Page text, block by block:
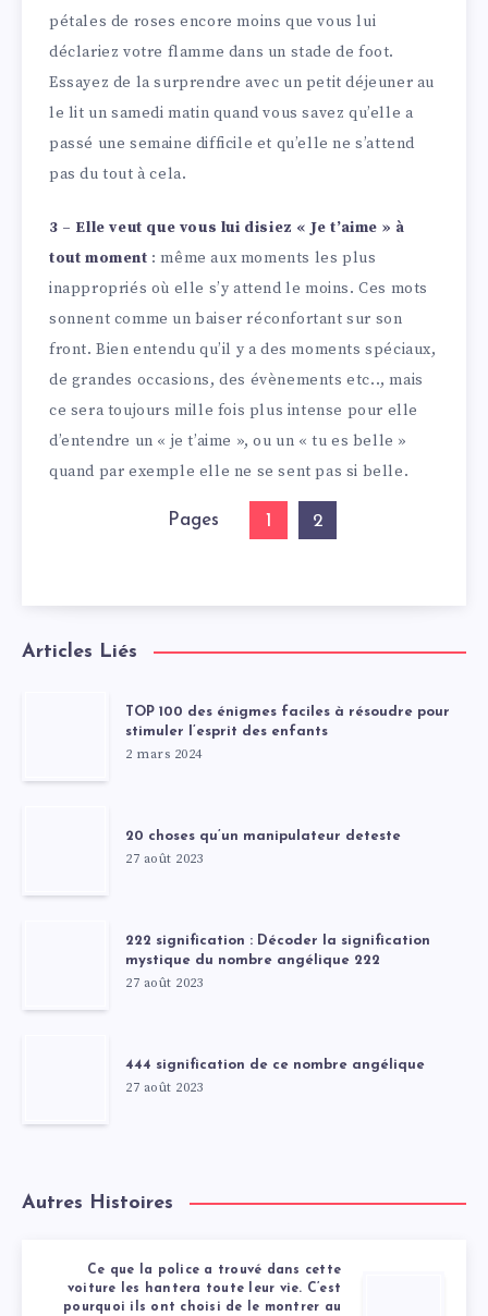
pétales de roses encore moins que vous lui
déclariez votre flamme dans un stade de foot.
Essayez de la surprendre avec un petit déjeuner au
le lit un samedi matin quand vous savez qu’elle a
passé une semaine difficile et qu’elle ne s’attend
pas du tout à cela.
3 – Elle veut que vous lui disiez « Je t’aime » à
tout moment : même aux moments les plus
inappropriés où elle s’y attend le moins. Ces mots
sonnent comme un baiser réconfortant sur son
front. Bien entendu qu’il y a des moments spéciaux,
de grandes occasions, des évènements etc.., mais
ce sera toujours mille fois plus intense pour elle
d’entendre un « je t’aime », ou un « tu es belle »
quand par exemple elle ne se sent pas si belle.
Pages 1 2
Articles Liés
TOP 100 des énigmes faciles à résoudre pour
stimuler l’esprit des enfants
2 mars 2024
20 choses qu’un manipulateur deteste
27 août 2023
222 signification : Décoder la signification
mystique du nombre angélique 222
27 août 2023
444 signification de ce nombre angélique
27 août 2023
Autres Histoires
Ce que la police a trouvé dans cette
voiture les hantera toute leur vie. C’est
pourquoi ils ont choisi de le montrer au